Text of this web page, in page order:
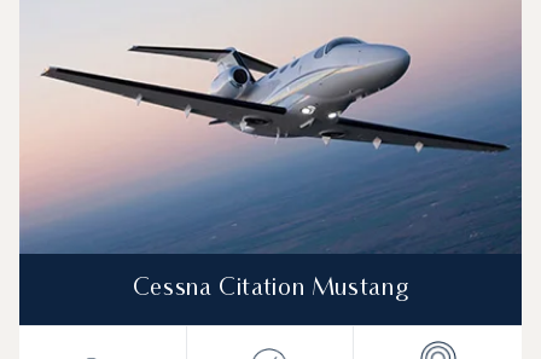
Cessna Citation Mustang